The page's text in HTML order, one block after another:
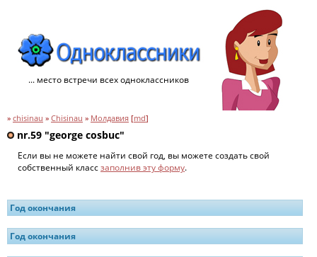
... место встречи всех одноклассников
» chisinau » Chisinau » Молдавия [md]
nr.59 "george cosbuc"
Если вы не можете найти свой год, вы можете создать свой
собственный классзаполнив эту форму.
Год окончания
Год окончания